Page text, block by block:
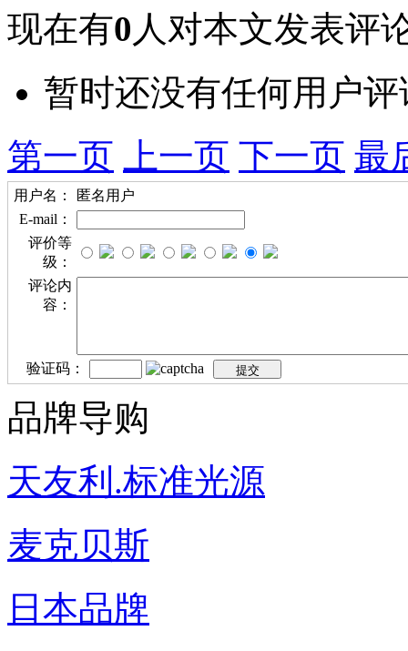
现在有0 人对本文发表评
暂时还没有任何用户评
第一页
上一页 下一页 最
用户名：
匿名用户
E-mail：
评价等
级：
评论内
容：
验证码：
品牌导购
天友利.标准光源
麦克贝斯
日本品牌